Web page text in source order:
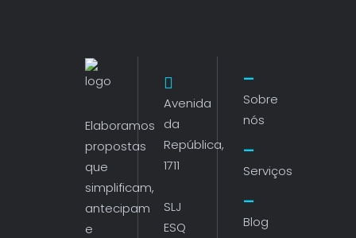
Elaboramos
propostas
que
simplificam,
antecipam
e
Avenida
da
República,
1711
SLJ
ESQ
Sobre
nós
Serviços
Blog